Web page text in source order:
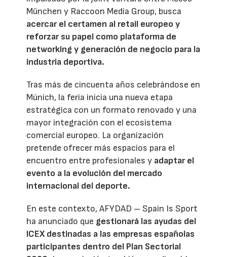
München y Raccoon Media Group, busca
acercar el certamen al retail europeo y
reforzar su papel como plataforma de
networking y generación de negocio para la
industria deportiva.
Tras más de cincuenta años celebrándose en
Múnich, la feria inicia una nueva etapa
estratégica con un formato renovado y una
mayor integración con el ecosistema
comercial europeo. La organización
pretende ofrecer más espacios para el
encuentro entre profesionales y adaptar el
evento a la evolución del mercado
internacional del deporte.
En este contexto, AFYDAD – Spain Is Sport
ha anunciado que gestionará las ayudas del
ICEX destinadas a las empresas españolas
participantes dentro del Plan Sectorial